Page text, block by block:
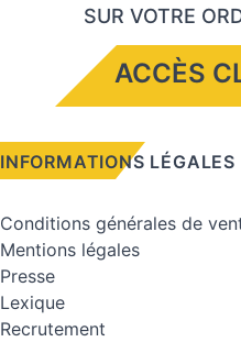
SUR VOTRE
ACCÈS
INFORMATIONS LÉGALES
Conditions générales de
Mentions légales
Presse
Lexique
Recrutement